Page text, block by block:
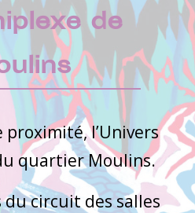
de
l’Univers
quartier Moulins.
circuit des salles